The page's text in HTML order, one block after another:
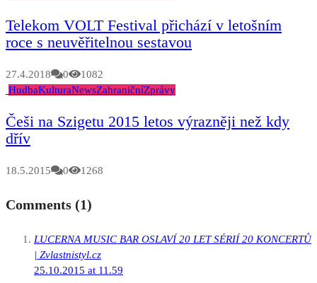
Telekom VOLT Festival přichází v letošním
roce s neuvěřitelnou sestavou
27.4.2018 0
1082
HudbaKulturaNewsZahraničníZprávy
Češi na Szigetu 2015 letos výrazněji než kdy
dřív
18.5.2015 0 1268
Comments (1)
LUCERNA MUSIC BAR OSLAVÍ 20 LET SÉRIÍ 20 KONCERTŮ
| Zvlastnistyl.cz
25.10.2015 at 11.59